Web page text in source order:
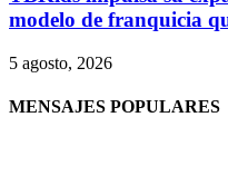
modelo de franquicia
5 agosto, 2026
MENSAJES POPULARES